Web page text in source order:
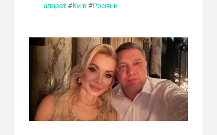
апарат #Київ #Росіяни